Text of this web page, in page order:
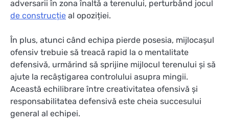
adversarii în zona înaltă a terenului, perturbând jocul
de construcție al opoziției.
În plus, atunci când echipa pierde posesia, mijlocașul
ofensiv trebuie să treacă rapid la o mentalitate
defensivă, urmărind să sprijine mijlocul terenului și să
ajute la recâștigarea controlului asupra mingii.
Această echilibrare între creativitatea ofensivă și
responsabilitatea defensivă este cheia succesului
general al echipei.